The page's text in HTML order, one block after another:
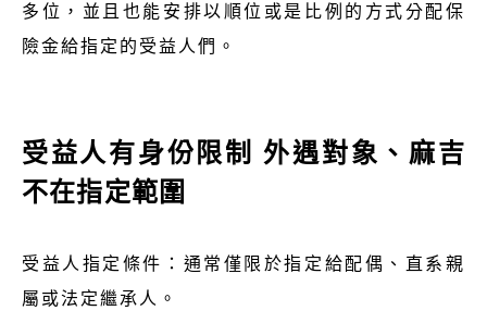
多位，並且也能安排以順位或是比例的方式分配保
險金給指定的受益人們。
受益人有身份限制 外遇對象、麻吉
不在指定範圍
受益人指定條件：通常僅限於指定給配偶、直系親
屬或法定繼承人。